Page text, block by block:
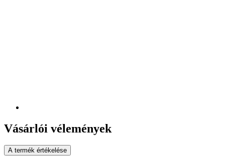
Vásárlói vélemények
A termék értékelése